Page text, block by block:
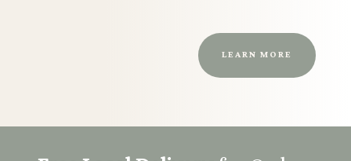
LEARN MORE